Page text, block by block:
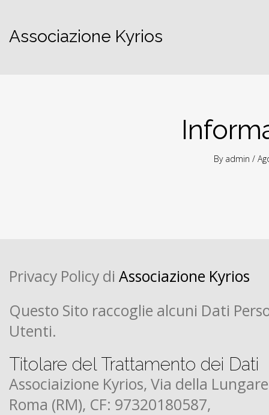
Associazione Kyrios
By admin /
Privacy Policy di Associazione Kyrios
Questo Sito raccoglie alcuni Dati
Utenti.
Titolare del Trattamento dei Dati
Associaizione Kyrios, Via della
Roma (RM), CF: 97320180587,